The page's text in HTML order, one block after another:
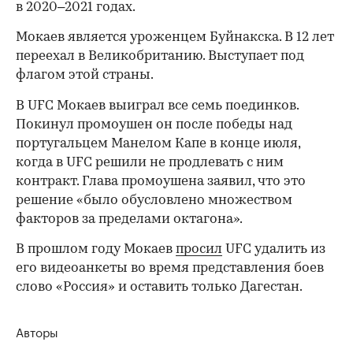
в 2020–2021 годах.
Мокаев является уроженцем Буйнакска. В 12 лет
переехал в Великобританию. Выступает под
флагом этой страны.
00:00
В UFC Мокаев выиграл все семь поединков.
Покинул промоушен он после победы над
португальцем Манелом Капе в конце июля,
когда в UFC решили не продлевать с ним
контракт. Глава промоушена заявил, что это
решение «было обусловлено множеством
факторов за пределами октагона».
В прошлом году Мокаев просил UFC удалить из
его видеоанкеты во время представления боев
слово «Россия» и оставить только Дагестан.
Авторы